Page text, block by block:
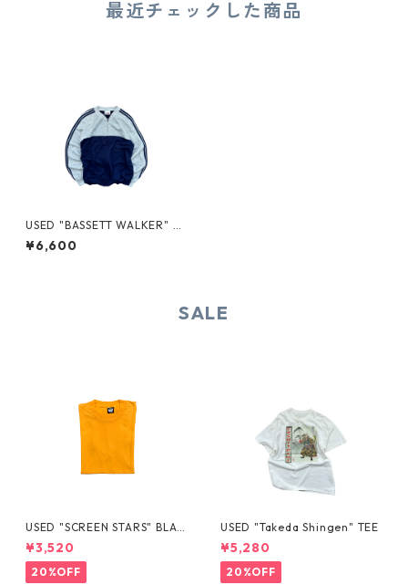
最近チェックした商品
USED "BASSETT WALKER" ZI
P-UP SWEAT
¥6,600
SALE
USED "SCREEN STARS" BLAN
K TEE
¥3,520
20%OFF
USED "Takeda Shingen" TEE
¥5,280
20%OFF